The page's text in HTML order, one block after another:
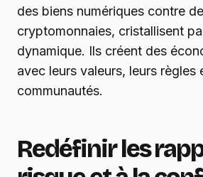
des biens numériques contre
cryptomonnaies, cristallisent
dynamique. Ils créent des
avec leurs valeurs, leurs règles
communautés.
Redéfinir les